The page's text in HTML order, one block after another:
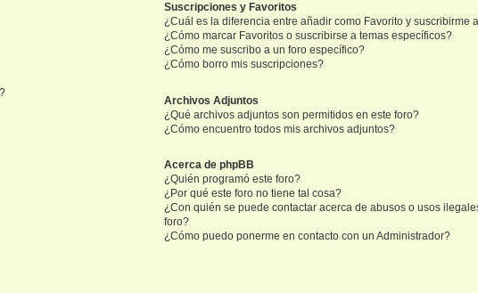
Suscripciones y Favoritos
¿Cuál es la diferencia entre añadir como Favorito y suscribirme
¿Cómo marcar Favoritos o suscribirse a temas específicos?
¿Cómo me suscribo a un foro específico?
¿Cómo borro mis suscripciones?
Archivos Adjuntos
¿Qué archivos adjuntos son permitidos en este foro?
¿Cómo encuentro todos mis archivos adjuntos?
Acerca de phpBB
¿Quién programó este foro?
¿Por qué este foro no tiene tal cosa?
¿Con quién se puede contactar acerca de abusos o usos
foro?
¿Cómo puedo ponerme en contacto con un Administrador?